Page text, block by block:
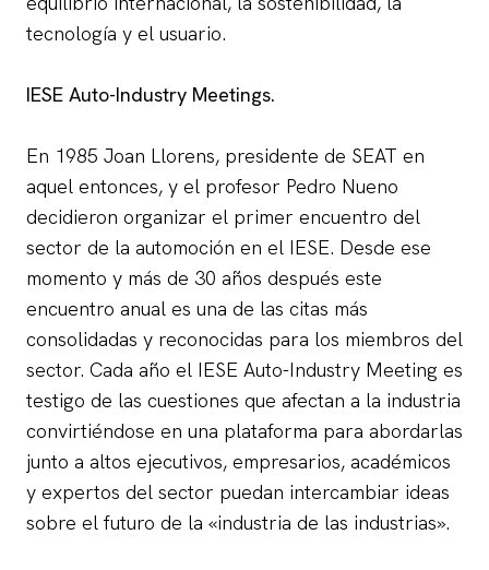
tecnología y el usuario.
IESE Auto-Industry Meetings.
En 1985 Joan Llorens, presidente de SEAT en
aquel entonces, y el profesor Pedro Nueno
decidieron organizar el primer encuentro del
sector de la automoción en el IESE. Desde ese
momento y más de 30 años después este
encuentro anual es una de las citas más
consolidadas y reconocidas para los miembros del
sector. Cada año el IESE Auto-Industry Meeting es
testigo de las cuestiones que afectan a la industria
convirtiéndose en una plataforma para abordarlas
junto a altos ejecutivos, empresarios, académicos
y expertos del sector puedan intercambiar ideas
sobre el futuro de la «industria de las industrias».